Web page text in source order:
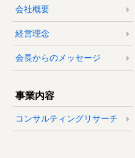
会社概要
経営理念
会長からのメッセージ
事業内容
コンサルティングリサーチ